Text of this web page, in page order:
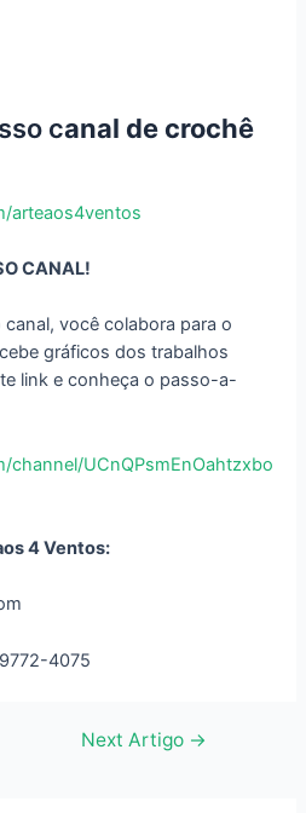
canal de crochê
arteaos4ventos
CANAL!
você colabora para o
gráficos dos trabalhos
link e conheça o passo-a-
UCnQPsmEnOahtzxbo
4 Ventos:
4075
Next Artigo →